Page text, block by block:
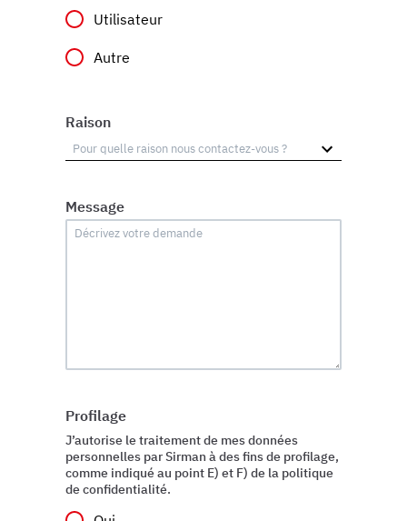
Utilisateur
Autre
Raison
Message
Profilage
J’autorise le traitement de mes données
personnelles par Sirman à des fins de profilage,
comme indiqué au point E) et F) de la politique
de confidentialité.